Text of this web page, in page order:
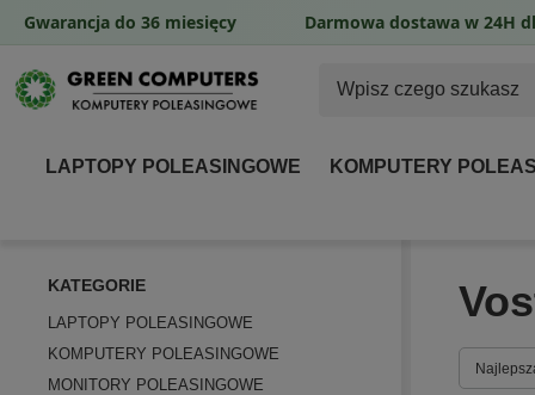
LAPTOPY POLEASINGOWE KOMPUTERY
KATEGORIE
LAPTOPY POLEASINGOWE
KOMPUTERY POLEASINGOWE
MONITORY POLEASINGOWE
Zmień
Gwarancja do 36 miesięcy Darmowa dostawa w 24H